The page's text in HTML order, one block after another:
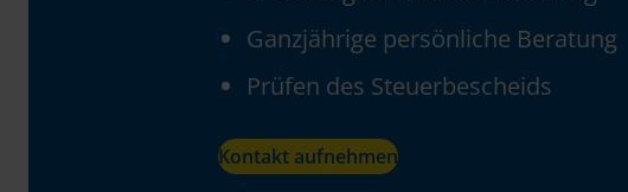
Ganzjährige persönliche Beratung
Prüfen des Steuerbescheids
Kontakt aufnehmen